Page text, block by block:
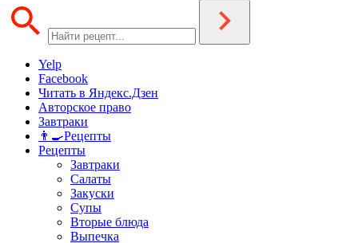
Yelp
Facebook
Читать в Яндекс.Дзен
Авторское право
Завтраки
👨‍🍳Рецепты
Рецепты
Завтраки
Салаты
Закуски
Супы
Вторые блюда
Выпечка